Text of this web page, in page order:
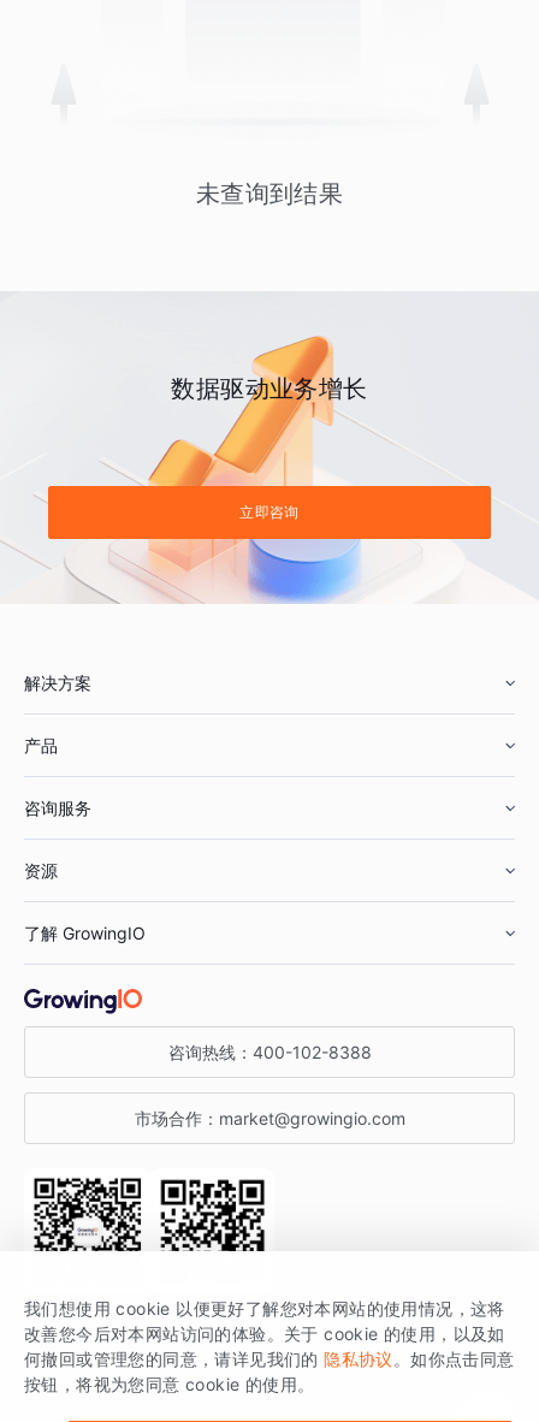
未查询到结果
数据驱动业务增长
立即咨询
解决方案
鞋服行业
汽车行业
金融行业
产品
智能运营
获客分析
咨询服务
资源
增长公开课
增长博客
开发者文档
SDK 文档
场景指南
了解 GrowingIO
关于 GrowingIO
增长大会
行业活动
咨询热线： 400-102-8388
市场合作： market@growingio.com
关注公众号 获取更多干货
GrowingIO 是专注于数据智能分析与增长的品牌，核心平台为 GrowingIO
分析云。
我们想使用 cookie 以便更好了解您对本网站的使用情况，这将
改善您今后对本网站访问的体验。关于 cookie 的使用，以及如
何撤回或管理您的同意，请详见我们的 隐私协议 。如你点击同意
按钮，将视为您同意 cookie 的使用。